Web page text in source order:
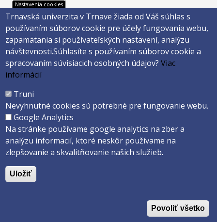
Hornopotočná 23
918 43 TRNAVA
tel.: 033/5939 213
IČO: 318 25 249
IČ DPH: SK2021177202
Footer
menu
4
Youtube
Copyright ©2026 Faculty of Philosophy and Art · Trnava University
Created by
Nastavenia cookies
Trnavská univerzita v Trnave žiada od Váš súhlas s
používaním súborov cookie pre účely fungovania webu,
zapamätania si používateľských nastavení, analýzu
návštevnosti.Súhlasíte s používaním súborov cookie a
spracovaním súvisiacich osobných údajov?Viac
informácií
Truni
Nevyhnutné cookies sú potrebné pre fungovanie webu.
Google Analytics
Na stránke používame google analytics na zber a
analýzu informacií, ktoré neskôr používame na
zlepšovanie a skvalitňovanie našich služieb.
Uložiť
Povoliť všetko